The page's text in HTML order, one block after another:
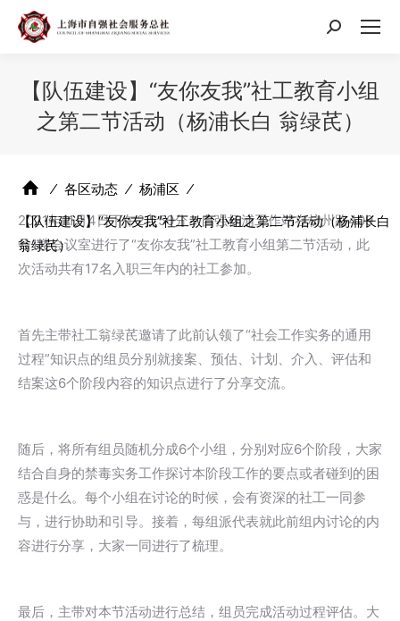
搜
【队伍建设】“友你友我”社工教育小组
之第二节活动（杨浦长白 翁绿芪）
⁄ 各区动态 ⁄ 杨浦区 ⁄
【队伍建设】“友你友我”社工教育小组之第二节活动（杨浦长白
翁绿芪）
2021年11月4日下午2点50分，自强杨浦工作站在杭州路409
号1楼会议室进行了“友你友我”社工教育小组第二节活动，此
次活动共有17名入职三年内的社工参加。
首先主带社工翁绿芪邀请了此前认领了“社会工作实务的通用
过程”知识点的组员分别就接案、预估、计划、介入、评估和
结案这6个阶段内容的知识点进行了分享交流。
随后，将所有组员随机分成6个小组，分别对应6个阶段，大家
结合自身的禁毒实务工作探讨本阶段工作的要点或者碰到的困
惑是什么。每个小组在讨论的时候，会有资深的社工一同参
与，进行协助和引导。接着，每组派代表就此前组内讨论的内
容进行分享，大家一同进行了梳理。
最后，主带对本节活动进行总结，组员完成活动过程评估。大